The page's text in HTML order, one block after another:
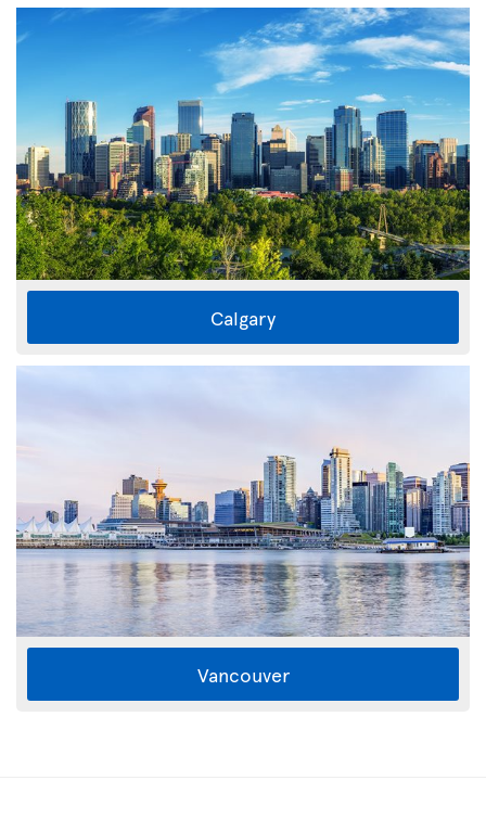
Calgary
Vancouver